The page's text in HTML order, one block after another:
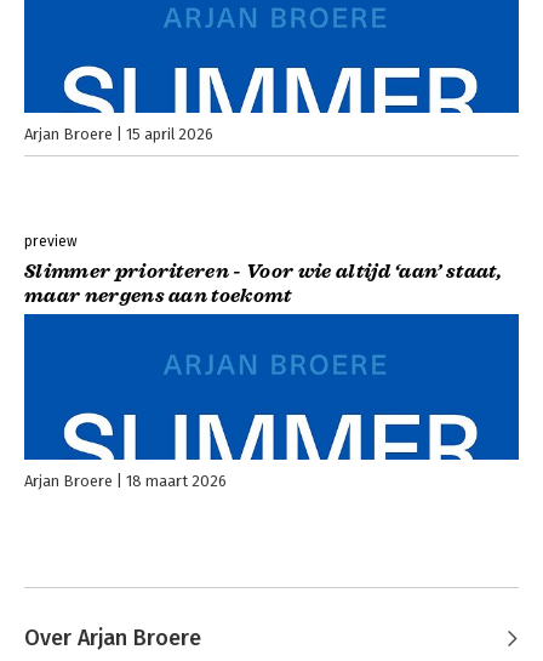
Arjan Broere 15 april 2026
preview
Slimmer prioriteren - Voor wie altijd ‘aan’ staat,
maar nergens aan toekomt
Arjan Broere 18 maart 2026
Over Arjan Broere